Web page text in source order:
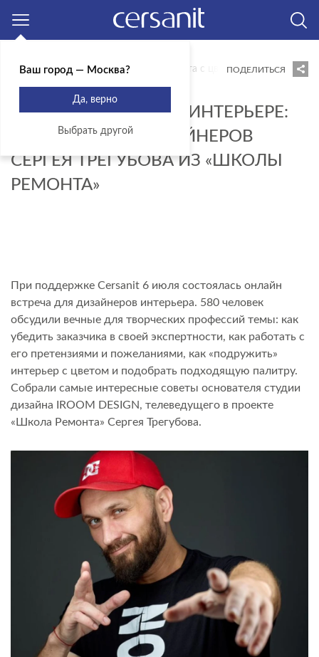
Главная Блог Новости Работа с цветом в интерьере:
ПОДЕЛИТЬСЯ
РАБОТА С ЦВЕТОМ В ИНТЕРЬЕРЕ:
ВЕБИНАР ДЛЯ ДИЗАЙНЕРОВ
СЕРГЕЯ ТРЕГУБОВА ИЗ «ШКОЛЫ
РЕМОНТА»
При поддержке Cersanit 6 июля состоялась онлайн
встреча для дизайнеров интерьера. 580 человек
обсудили вечные для творческих профессий темы: как
убедить заказчика в своей экспертности, как работать с
его претензиями и пожеланиями, как «подружить»
интерьер с цветом и подобрать подходящую палитру.
Собрали самые интересные советы основателя студии
дизайна IROOM DESIGN, телеведущего в проекте
«Школа Ремонта» Сергея Трегубова.
Ваш город — Москва?
Да, верно
Выбрать другой